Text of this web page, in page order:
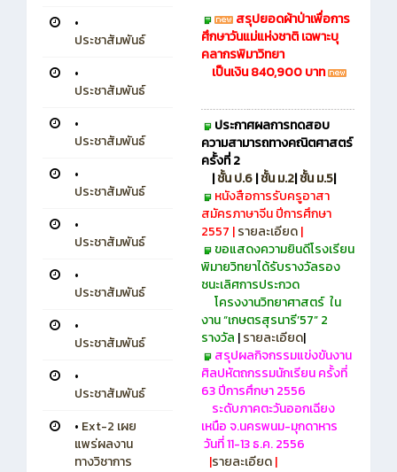
•
ประชาสัมพันธ์
•
ประชาสัมพันธ์
•
ประชาสัมพันธ์
•
ประชาสัมพันธ์
•
ประชาสัมพันธ์
•
ประชาสัมพันธ์
•
ประชาสัมพันธ์
•
ประชาสัมพันธ์
• Ext-2 เผย
แพร่ผลงาน
ทางวิชาการ
สรุปยอดผ้าป่าเพื่อการ
ศึกษาวันแม่แห่งชาติ เฉพาะบุ
คลากรพิมาวิทยา
เป็นเงิน 840,900 บาท
ประกาศผลการทดสอบ
ความสามารถทางคณิตศาสตร์
ครั้งที่ 2
|ชั้น ป.6|ชั้น ม.2|ชั้น ม.5|
หนังสือการรับครูอาสา
สมัครภาษาจีน ปีการศึกษา
2557 |รายละเอียด|
ขอแสดงความยินดีโรงเรียน
พิมายวิทยาได้รับรางวัลรอง
ชนะเลิศการประกวด
โครงงานวิทยาศาสตร์ ใน
งาน “เกษตรสุรนารี’57” 2
รางวัล |รายละเอียด|
สรุปผลกิจกรรมแข่งขันงาน
ศิลปหัตถกรรมนักเรียน ครั้งที่
63 ปีการศึกษา 2556
ระดับภาคตะวันออกเฉียง
เหนือ จ.นครพนม-มุกดาหาร
วันที่ 11-13 ธ.ค. 2556
|รายละเอียด|